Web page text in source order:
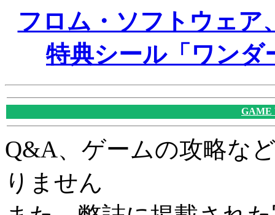
フロム・ソフトウェア
特典シール「ワンダ
GAME
Q&A、ゲームの攻略な
りません